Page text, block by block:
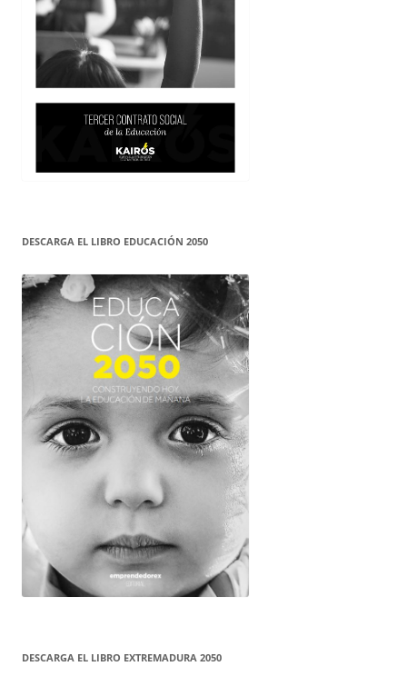
DESCARGA EL LIBRO EDUCACIÓN 2050
DESCARGA EL LIBRO EXTREMADURA 2050